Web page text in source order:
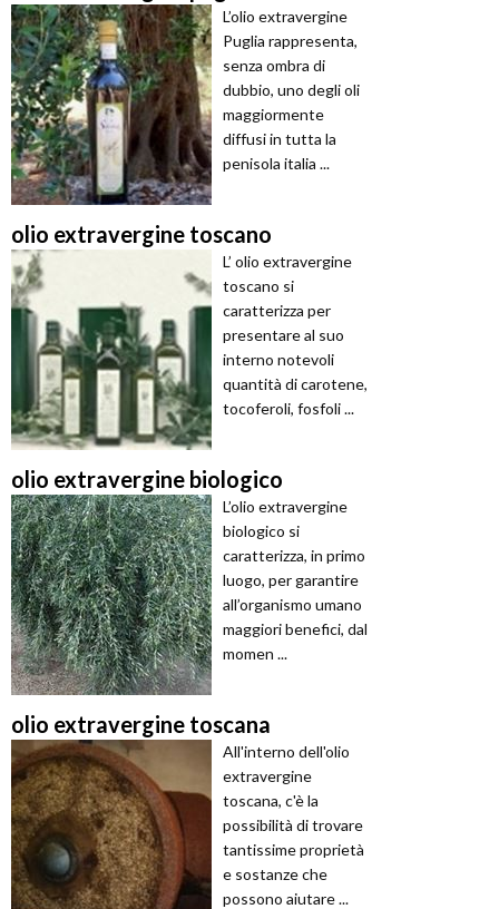
L’olio extravergine
Puglia rappresenta,
senza ombra di
dubbio, uno degli oli
maggiormente
diffusi in tutta la
penisola italia ...
olio extravergine toscano
L’ olio extravergine
toscano si
caratterizza per
presentare al suo
interno notevoli
quantità di carotene,
tocoferoli, fosfoli ...
olio extravergine biologico
L’olio extravergine
biologico si
caratterizza, in primo
luogo, per garantire
all’organismo umano
maggiori benefici, dal
momen ...
olio extravergine toscana
All'interno dell'olio
extravergine
toscana, c'è la
possibilità di trovare
tantissime proprietà
e sostanze che
possono aiutare ...